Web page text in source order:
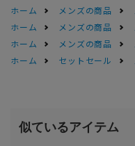
ホーム
メンズの商品
ホーム
メンズの商品
ホーム
メンズの商品
ホーム
セットセール